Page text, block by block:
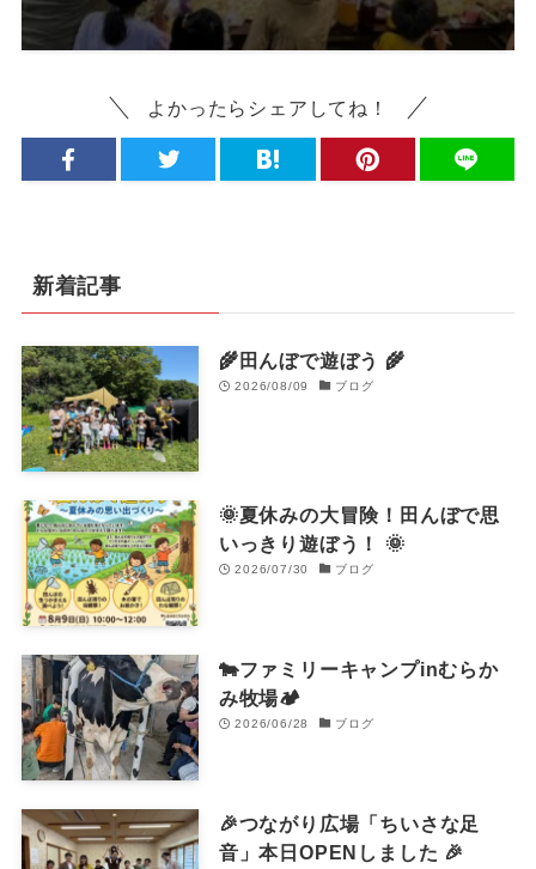
よかったらシェアしてね！
新着記事
🌾田んぼで遊ぼう 🌾​
2026/08/09 ブログ
🌞夏休みの大冒険！田んぼで思
いっきり遊ぼう！ 🌞
2026/07/30 ブログ
🐄ファミリーキャンプinむらか
み牧場🏕️
2026/06/28 ブログ
🎉つながり広場「ちいさな足
音」本日OPENしました 🎉